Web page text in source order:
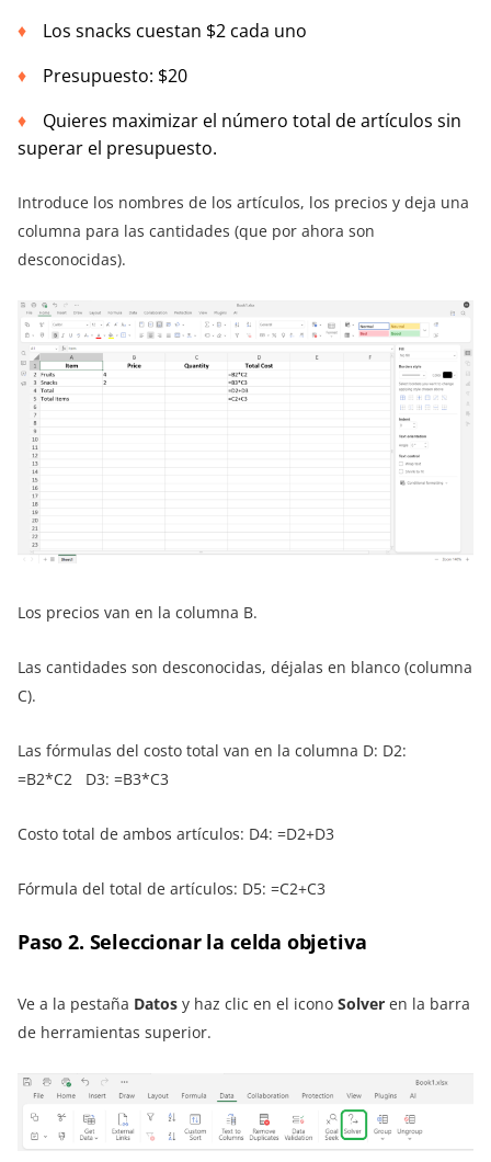
Los snacks cuestan $2 cada uno
Presupuesto: $20
Quieres maximizar el número total de artículos sin
superar el presupuesto.
Introduce los nombres de los artículos, los precios y deja una
columna para las cantidades (que por ahora son
desconocidas).
Los precios van en la columna B.
Las cantidades son desconocidas, déjalas en blanco (columna
C).
Las fórmulas del costo total van en la columna D: D2:
=B2*C2 D3: =B3*C3
Costo total de ambos artículos: D4: =D2+D3
Fórmula del total de artículos: D5: =C2+C3
Paso 2. Seleccionar la celda objetiva
Ve a la pestaña Datos y haz clic en el icono Solver en la barra
de herramientas superior.